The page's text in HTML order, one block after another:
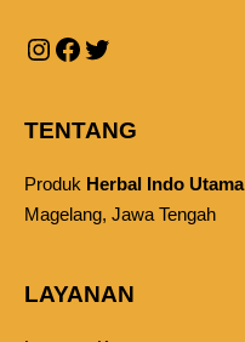
TENTANG
Produk Herbal Indo Utama
Magelang, Jawa Tengah
LAYANAN